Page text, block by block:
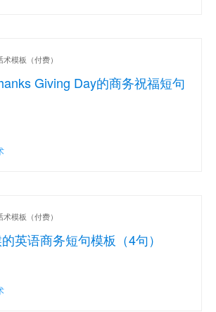
Giving Day的商务祝福短句
模板（付费）
英语商务短句模板（4句）
模板（付费）